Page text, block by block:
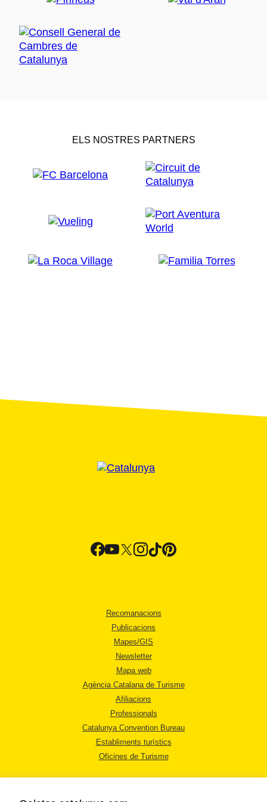
ELS NOSTRES PARTNERS
Recomanacions
Publicacions
Mapes/GIS
Newsletter
Mapa web
Agència Catalana de Turisme
Afiliacions
Professionals
Catalunya Convention Bureau
Establiments turístics
Oficines de Turisme